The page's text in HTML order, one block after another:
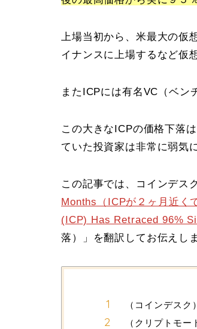
上場当初から、米最大の仮
イナンスに上場するなど仮
またICPには有名VC（ベン
この大きなICPの価格下落
ていた投資家は非常に弱気
この記事では、コインデス
Months（ICPが２ヶ月近く
(ICP) Has Retraced 96%
落）」を翻訳してお伝えし
（コインデス
（クリプトモ